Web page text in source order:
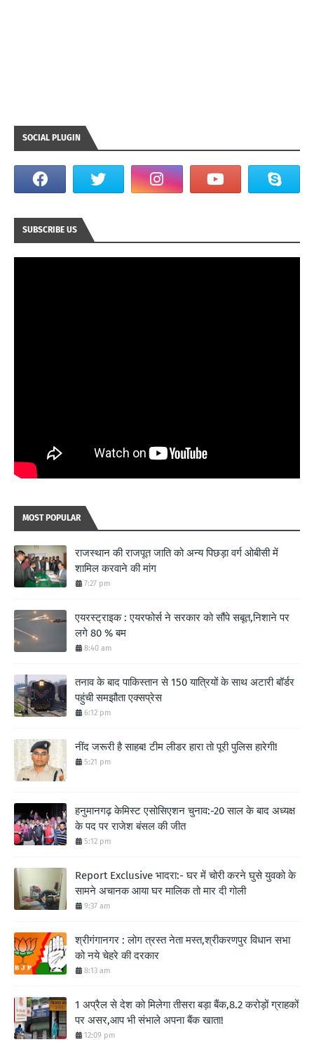
SOCIAL PLUGIN
SUBSCRIBE US
MOST POPULAR
राजस्थान की राजपूत जाति को अन्य पिछड़ा वर्ग ओबीसी में
शामिल करवाने की मांग
7:27 pm
एयरस्ट्राइक : एयरफोर्स ने सरकार को सौंपे सबूत,निशाने पर
लगे 80 % बम
8:40 am
तनाव के बाद पाकिस्तान से 150 यात्रियों के साथ अटारी बॉर्डर
पहुंची समझौता एक्सप्रेस
6:12 pm
नींद जरूरी है साहब! टीम लीडर हारा तो पूरी पुलिस हारेगी!
5:21 pm
हनुमानगढ़ केमिस्ट एसोसिएशन चुनाव:-20 साल के बाद अध्यक्ष
के पद पर राजेश बंसल की जीत
5:12 pm
Report Exclusive भादरा:- घर में चोरी करने घुसे युवको के
सामने अचानक आया घर मालिक तो मार दी गोली
9:37 am
श्रीगंगानगर : लोग त्रस्त नेता मस्त,श्रीकरणपुर विधान सभा
को नये चेहरे की दरकार
8:13 am
1 अप्रैल से देश को मिलेगा तीसरा बड़ा बैंक,8.2 करोड़ों ग्राहकों
पर असर,आप भी संभाले अपना बैंक खाता!
12:09 pm